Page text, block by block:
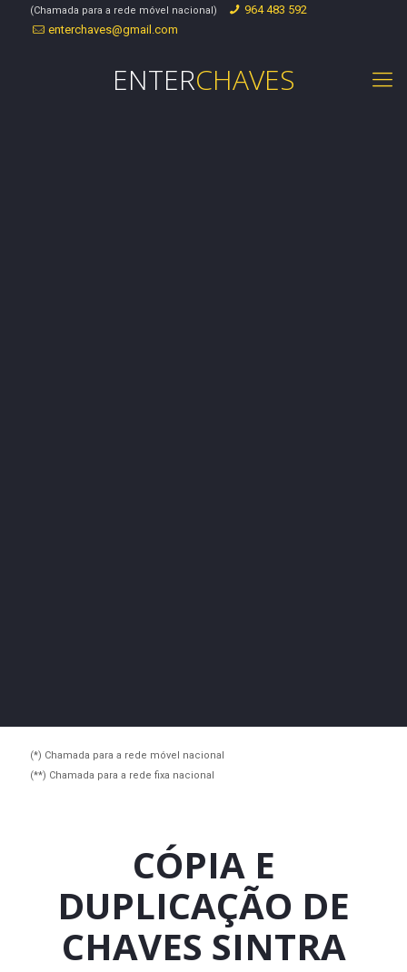
(Chamada para a rede móvel nacional)
964 483 592
enterchaves@gmail.com
ENTERCHAVES
(*) Chamada para a rede móvel nacional
(**) Chamada para a rede fixa nacional
CÓPIA E
DUPLICAÇÃO DE
CHAVES SINTRA